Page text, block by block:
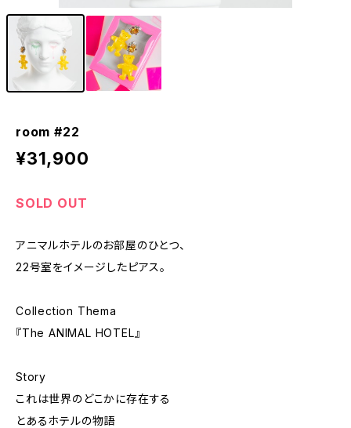
room #22
¥31,900
SOLD OUT
アニマルホテルのお部屋のひとつ、
22号室をイメージしたピアス。
Collection Thema
『The ANIMAL HOTEL』
Story
これは世界のどこかに存在する
とあるホテルの物語